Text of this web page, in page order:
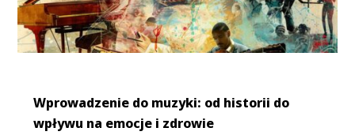
Wprowadzenie do muzyki: od historii do
wpływu na emocje i zdrowie